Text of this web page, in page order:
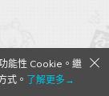
能性 Cookie。繼
式。 了解更多→